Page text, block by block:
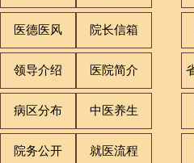
医德医风 院长信箱
领导介绍 医院简介
病区分布 中医养生
院务公开 就医流程